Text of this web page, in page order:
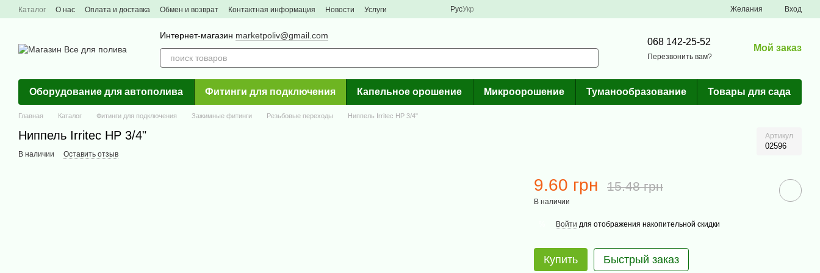
Перейти к основному контенту
Каталог О нас Оплата и доставка Обмен и возврат Контактная информация Новости Услуги РусУкр Желания Вход
Интернет-магазин marketpoliv@gmail.com
068 142-25-52
Перезвонить вам?
Мой заказ
Оборудование для автополива Фитинги для подключения Капельное орошение Микроорошение Туманообразование Товары для сада
Главная Каталог Фитинги для подключения Зажимные фитинги Резьбовые переходы Ниппель Irritec НР 3/4"
Ниппель Irritec НР 3/4" Артикул
02596
В наличии Оставить отзыв
9.60 грн 15.48 грн
В наличии
Войти для отображения накопительной скидки
Купить Быстрый заказ